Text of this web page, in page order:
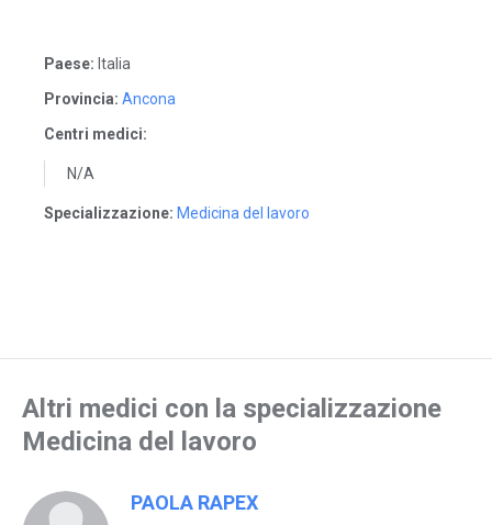
Paese: Italia
Provincia: Ancona
Centri medici:
N/A
Specializzazione: Medicina del lavoro
Altri medici con la specializzazione
Medicina del lavoro
PAOLA RAPEX